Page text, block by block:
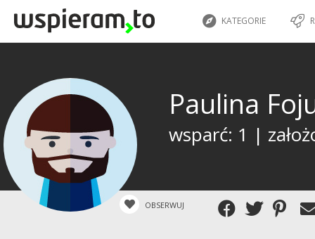
KATEGORIE
Paulina
wsparć: 1 |
OBSERWUJ